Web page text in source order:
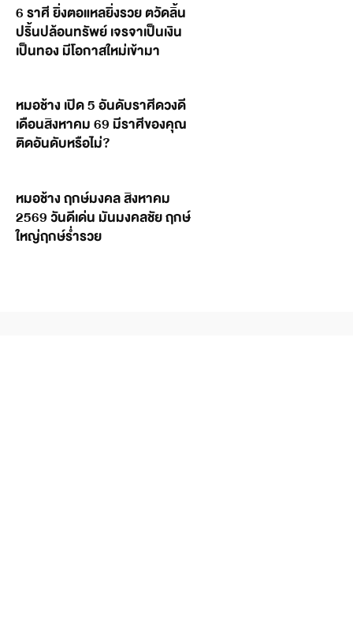
6 ราศี ยิ่งตอแหลยิ่งรวย ตวัดลิ้น
ปริ้นปล้อนทรัพย์ เจรจาเป็นเงิน
เป็นทอง มีโอกาสใหม่เข้ามา
หมอช้าง เปิด 5 อันดับราศีดวงดี
เดือนสิงหาคม 69 มีราศีของคุณ
ติดอันดับหรือไม่?
หมอช้าง ฤกษ์มงคล สิงหาคม
2569 วันดีเด่น มันมงคลชัย ฤกษ์
ใหญ่ฤกษ์ร่ำรวย